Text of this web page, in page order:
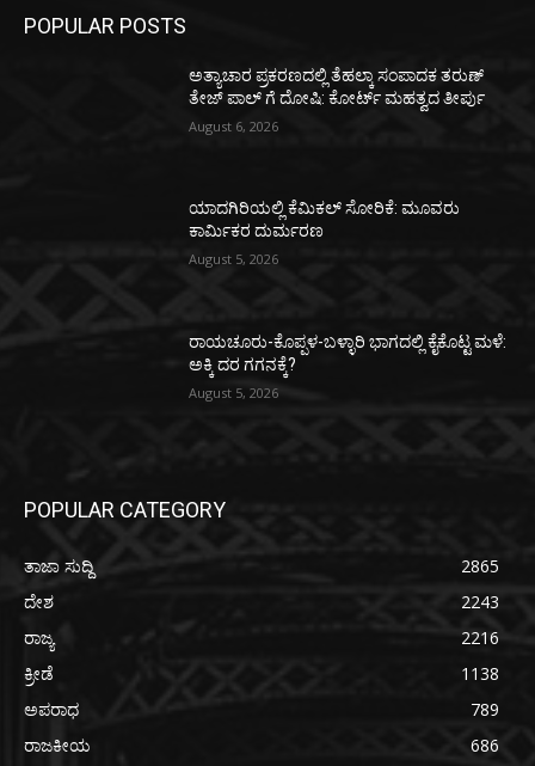
POPULAR POSTS
ಅತ್ಯಾಚಾರ ಪ್ರಕರಣದಲ್ಲಿ ತೆಹಲ್ಕಾ ಸಂಪಾದಕ ತರುಣ್‌
ತೇಜ್‌ ಪಾಲ್‌ ಗೆ ದೋಷಿ: ಕೋರ್ಟ್‌ ಮಹತ್ವದ ತೀರ್ಪು
August 6, 2026
ಯಾದಗಿರಿಯಲ್ಲಿ ಕೆಮಿಕಲ್ ಸೋರಿಕೆ: ಮೂವರು
ಕಾರ್ಮಿಕರ ದುರ್ಮರಣ
August 5, 2026
ರಾಯಚೂರು-ಕೊಪ್ಪಳ-ಬಳ್ಳಾರಿ ಭಾಗದಲ್ಲಿ ಕೈಕೊಟ್ಟ ಮಳೆ:
ಅಕ್ಕಿ ದರ ಗಗನಕ್ಕೆ?
August 5, 2026
POPULAR CATEGORY
ತಾಜಾ ಸುದ್ದಿ
2865
ದೇಶ
2243
ರಾಜ್ಯ
2216
ಕ್ರೀಡೆ
1138
ಅಪರಾಧ
789
ರಾಜಕೀಯ
686